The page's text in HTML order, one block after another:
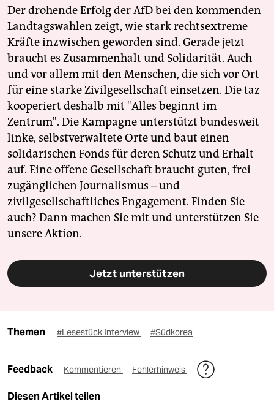
Der drohende Erfolg der AfD bei den kommenden
Landtagswahlen zeigt, wie stark rechtsextreme
Kräfte inzwischen geworden sind. Gerade jetzt
braucht es Zusammenhalt und Solidarität. Auch
und vor allem mit den Menschen, die sich vor Ort
für eine starke Zivilgesellschaft einsetzen. Die taz
kooperiert deshalb mit "Alles beginnt im
Zentrum". Die Kampagne unterstützt bundesweit
linke, selbstverwaltete Orte und baut einen
solidarischen Fonds für deren Schutz und Erhalt
auf. Eine offene Gesellschaft braucht guten, frei
zugänglichen Journalismus – und
zivilgesellschaftliches Engagement. Finden Sie
auch? Dann machen Sie mit und unterstützen Sie
unsere Aktion.
Jetzt unterstützen
Themen #Lesestück Interview #Südkorea
Feedback Kommentieren Fehlerhinweis
Diesen Artikel teilen